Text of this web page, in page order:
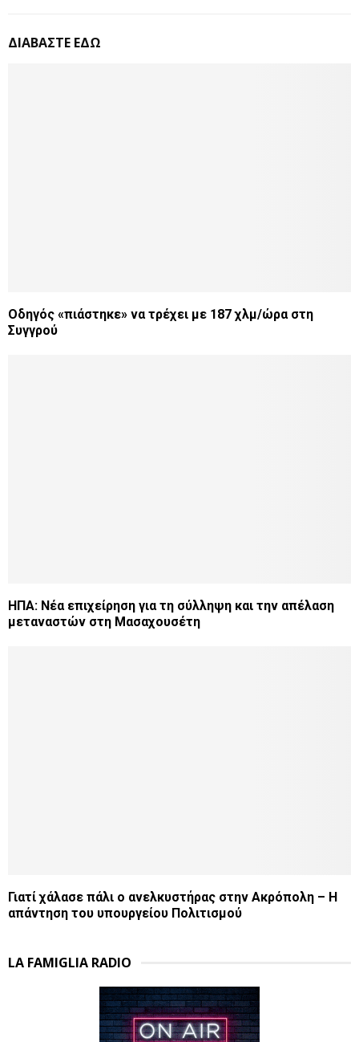
ΔΙΑΒΑΣΤΕ ΕΔΩ
Οδηγός «πιάστηκε» να τρέχει με 187 χλμ/ώρα στη
Συγγρού
ΗΠΑ: Νέα επιχείρηση για τη σύλληψη και την απέλαση
μεταναστών στη Μασαχουσέτη
Γιατί χάλασε πάλι ο ανελκυστήρας στην Ακρόπολη – Η
απάντηση του υπουργείου Πολιτισμού
LA FAMIGLIA RADIO